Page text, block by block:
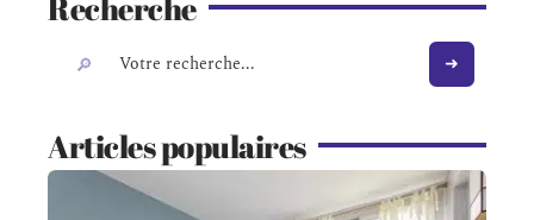
Articles populaires